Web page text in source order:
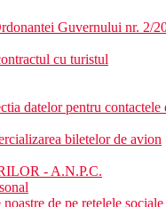
plaja
Guvernului nr. 2/
cu turistul
datelor pentru contactele
biletelor de avion
- A.N.P.C.
de pe retelele sociale